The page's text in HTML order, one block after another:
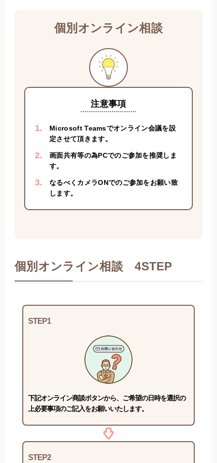
個別オンライン相談
注意事項
Microsoft Teamsでオンライン会議を設
定させて頂きます。
画面共有等の為PCでのご参加を推奨しま
す。
なるべくカメラONでのご参加をお願い致
します。
個別オンライン相談 4STEP
STEP1
下記オンライン商談ボタンから、ご希望の日時を選択の
上必要事項のご記入をお願いいたします。
STEP2